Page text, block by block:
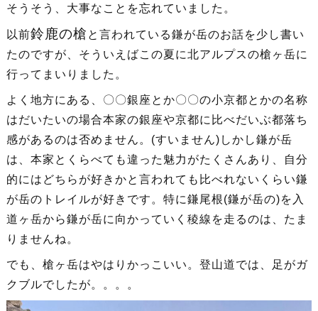
そうそう、大事なことを忘れていました。
以前鈴鹿の槍 と言われている鎌が岳のお話を少し書い
たのですが、そういえばこの夏に北アルプスの槍ヶ岳に
行ってまいりました。
よく地方にある、〇〇銀座とか〇〇の小京都とかの名称
はだいたいの場合本家の銀座や京都に比べだいぶ都落ち
感があるのは否めません。(すいません)しかし鎌が岳
は、本家とくらべても違った魅力がたくさんあり、自分
的にはどちらが好きかと言われても比べれないくらい鎌
が岳のトレイルが好きです。特に鎌尾根(鎌が岳の)を入
道ヶ岳から鎌が岳に向かっていく稜線を走るのは、たま
りませんね。
でも、槍ヶ岳はやはりかっこいい。登山道では、足がガ
クブルでしたが。。。。